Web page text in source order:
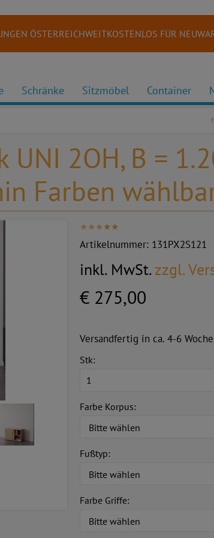
ÖSTERREICHWEITKOSTENLOS FÜR
Schränke Sitzmöbel Container
UNI 2OH, B =
Farben
Artikelnummer: 131PX2S121
inkl. MwSt.zzgl.
€ 275,00
Versandfertig in ca. 4-6
Stk:
Farbe Korpus:
Fußtyp:
Farbe Griffe: